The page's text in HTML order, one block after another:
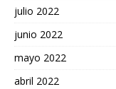
julio 2022
junio 2022
mayo 2022
abril 2022